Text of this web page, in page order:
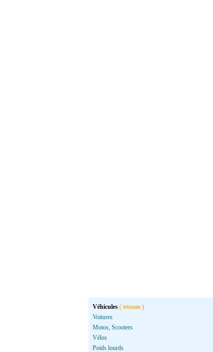
Véhicules ( tetouan )
Voitures
Motos, Scooters
Vélos
Poids lourds